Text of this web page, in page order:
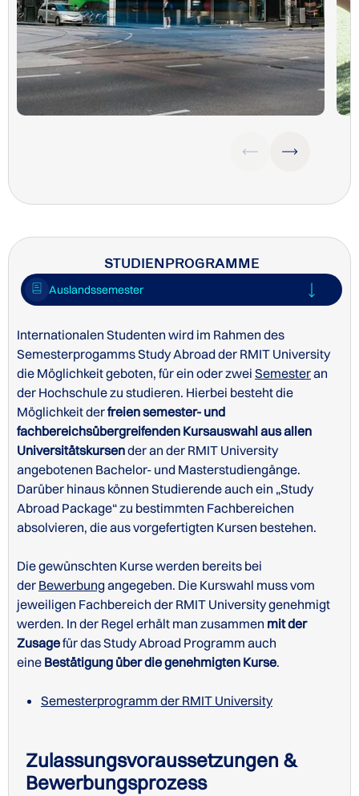
Campuspläne der RMIT University
Website der RMIT University zu Unterkünften für
internationale Studenten
STUDIENPROGRAMME
Auslandssemester
Academic Gap Year der RMIT University
Associatestudiengänge der RMIT University
Internationalen Studenten wird im Rahmen des
Semesterprogamms Study Abroad der RMIT University
die Möglichkeit geboten, für ein oder zwei Semesteran
der Hochschule zu studieren. Hierbei besteht die
Möglichkeit derfreien semester- und
fachbereichsübergreifenden Kursauswahl aus allen
Universitätskursender an der RMIT University
angebotenen Bachelor- und Masterstudiengänge.
Darüber hinaus können Studierende auch ein „Study
Abroad Package“ zu bestimmten Fachbereichen
absolvieren, die aus vorgefertigten Kursen bestehen.
Die gewünschten Kurse werden bereits bei
der Bewerbung angegeben. Die Kurswahl muss vom
jeweiligen Fachbereich der RMIT University genehmigt
werden. In der Regel erhält man zusammen mit der
Zusagefür das Study Abroad Programm auch
eine Bestätigung über die genehmigten Kurse.
Semesterprogramm der RMIT University
Zulassungsvoraussetzungen &
Bewerbungsprozess